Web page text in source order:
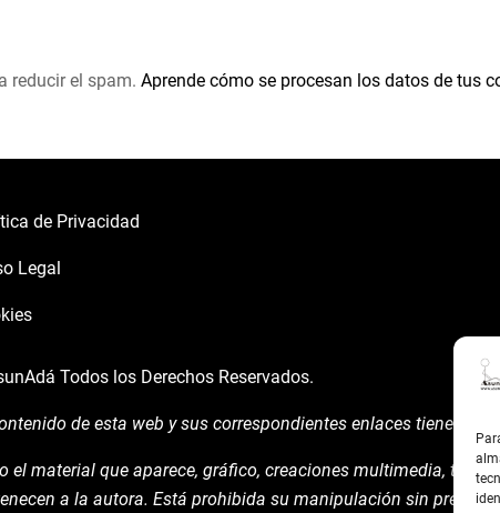
reducir el spam. Aprende cómo se procesan los datos de tus
de Privacidad
Legal
Todos los Derechos Reservados.
de esta web y sus correspondientes enlaces tienen un
el material que aparece, gráfico, creaciones multimedia, texto
a la autora. Está prohibida su manipulación sin previo